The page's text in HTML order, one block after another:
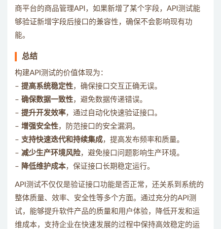
商平台的商品管理API，如果新增了某个字段，API测试能
够验证新增字段后接口的兼容性，确保不会影响现有功
能。
总结
构建API测试的价值体现为：
– 提高系统稳定性，确保接口交互正确无误。
– 确保数据一致性，避免数据传递错误。
– 提升开发效率，通过自动化快速验证接口。
– 增强安全性，防范接口的安全漏洞。
– 支持快速迭代和持续集成，提高发布频率和质量。
– 减少生产环境风险，避免接口问题影响生产环境。
– 降低维护成本，保证接口长期稳定运行。
API测试不仅仅是验证接口功能是否正常，还关系到系统的
整体质量、效率、安全性等多个方面。通过充分的API测
试，能够提升软件产品的质量和用户体验，降低开发和运
维成本，支持企业在快速发展的过程中保持高效稳定的运